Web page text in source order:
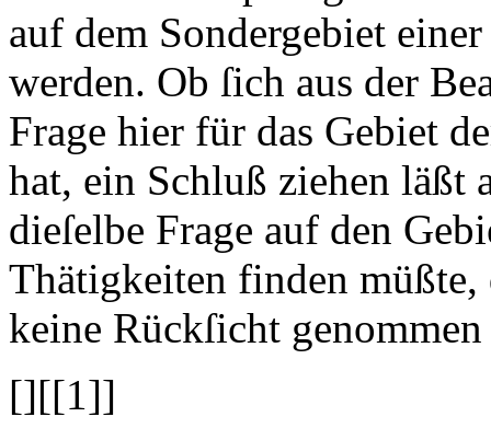
auf dem Sondergebiet
werden. Ob ſich aus der
Frage hier für das Gebiet
hat, ein Schluß ziehen läßt
dieſelbe Frage auf den
Thätigkeiten finden müßte,
keine Rückſicht
[][[1]]